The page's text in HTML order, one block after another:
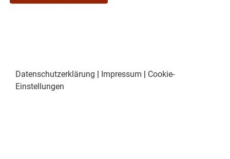
Datenschutzerklärung Impressum
Cookie-
Einstellungen